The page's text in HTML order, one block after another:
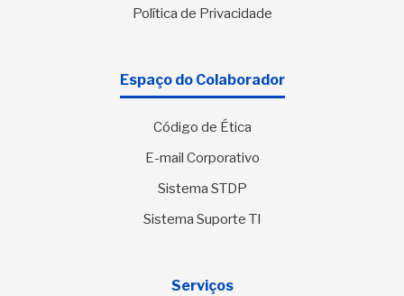
Política de Privacidade
Espaço do Colaborador
Código de Ética
E-mail Corporativo
Sistema STDP
Sistema Suporte TI
Serviços